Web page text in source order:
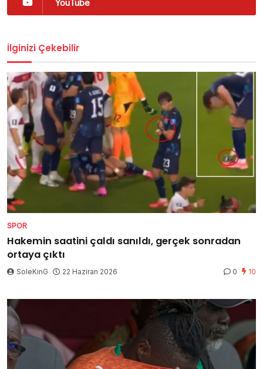
YouTube
İlginizi Çekebilir
SPOR
Hakemin saatini çaldı sanıldı, gerçek sonradan
ortaya çıktı
SoleKinG 22 Haziran 2026 0 10